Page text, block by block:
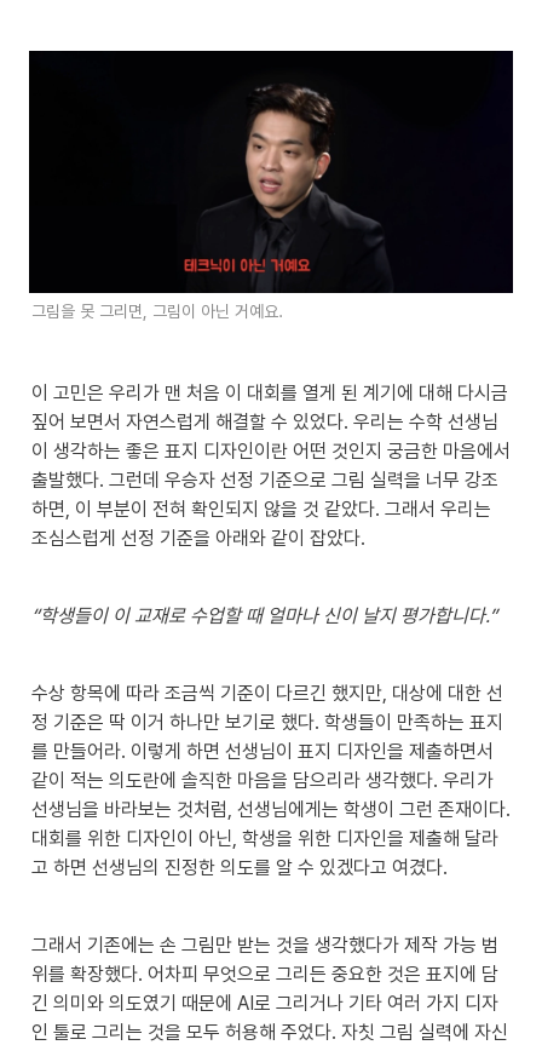
그림을 못 그리면, 그림이 아닌 거예요.
이 고민은 우리가 맨 처음 이 대회를 열게 된 계기에 대해 다시금
짚어 보면서 자연스럽게 해결할 수 있었다. 우리는 수학 선생님
이 생각하는 좋은 표지 디자인이란 어떤 것인지 궁금한 마음에서
출발했다. 그런데 우승자 선정 기준으로 그림 실력을 너무 강조
하면, 이 부분이 전혀 확인되지 않을 것 같았다. 그래서 우리는
조심스럽게 선정 기준을 아래와 같이 잡았다.
“학생들이 이 교재로 수업할 때 얼마나 신이 날지 평가합니다.”
수상 항목에 따라 조금씩 기준이 다르긴 했지만, 대상에 대한 선
정 기준은 딱 이거 하나만 보기로 했다. 학생들이 만족하는 표지
를 만들어라. 이렇게 하면 선생님이 표지 디자인을 제출하면서
같이 적는 의도란에 솔직한 마음을 담으리라 생각했다. 우리가
선생님을 바라보는 것처럼, 선생님에게는 학생이 그런 존재이다.
대회를 위한 디자인이 아닌, 학생을 위한 디자인을 제출해 달라
고 하면 선생님의 진정한 의도를 알 수 있겠다고 여겼다.
그래서 기존에는 손 그림만 받는 것을 생각했다가 제작 가능 범
위를 확장했다. 어차피 무엇으로 그리든 중요한 것은 표지에 담
긴 의미와 의도였기 때문에 AI로 그리거나 기타 여러 가지 디자
인 툴로 그리는 것을 모두 허용해 주었다. 자칫 그림 실력에 자신